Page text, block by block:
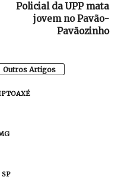
Policial da UPP mata
jovem no Pavão-
Pavãozinho
Outros Artigos
SP